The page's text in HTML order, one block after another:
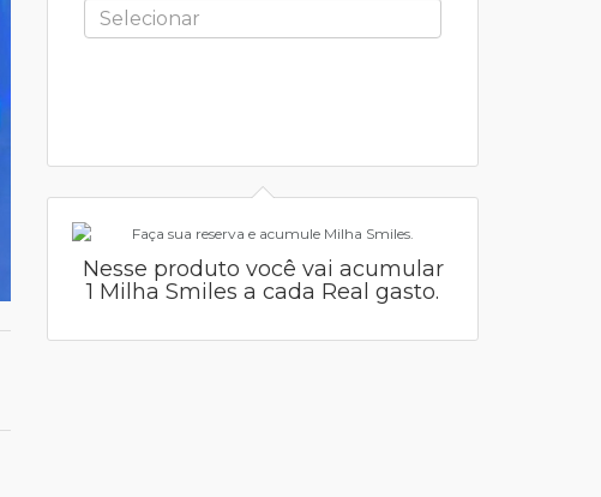
Nesse produto você vai acumular
1 Milha Smiles a cada Real gasto.